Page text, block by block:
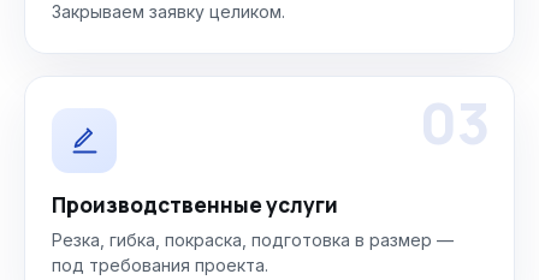
Закрываем заявку целиком.
03
Производственные услуги
Резка, гибка, покраска, подготовка в размер —
под требования проекта.